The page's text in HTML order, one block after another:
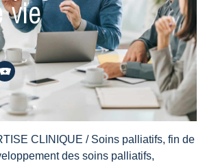
vie
CLINIQUE / Soins palliatifs, fin de
des soins palliatifs,